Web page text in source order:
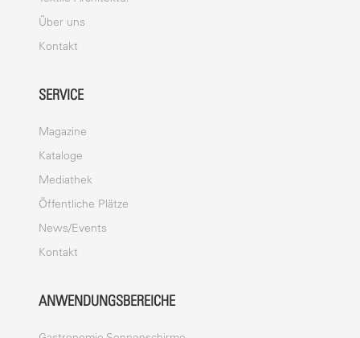
Über uns
Kontakt
SERVICE
Magazine
Kataloge
Mediathek
Öffentliche Plätze
News/Events
Kontakt
ANWENDUNGSBEREICHE